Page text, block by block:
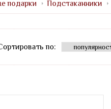
подарки Подстаканники
по: